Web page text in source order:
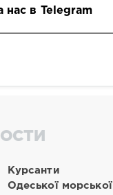
нас в Telegram
Курсанти
Одеської морської